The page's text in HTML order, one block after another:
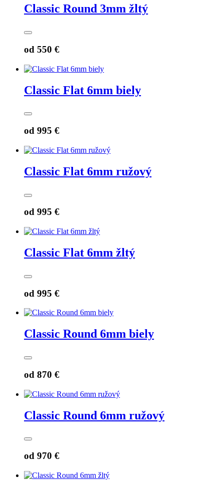
Classic Round 3mm žltý
od 550 €
Classic Flat 6mm biely
od 995 €
Classic Flat 6mm ružový
od 995 €
Classic Flat 6mm žltý
od 995 €
Classic Round 6mm biely
od 870 €
Classic Round 6mm ružový
od 970 €